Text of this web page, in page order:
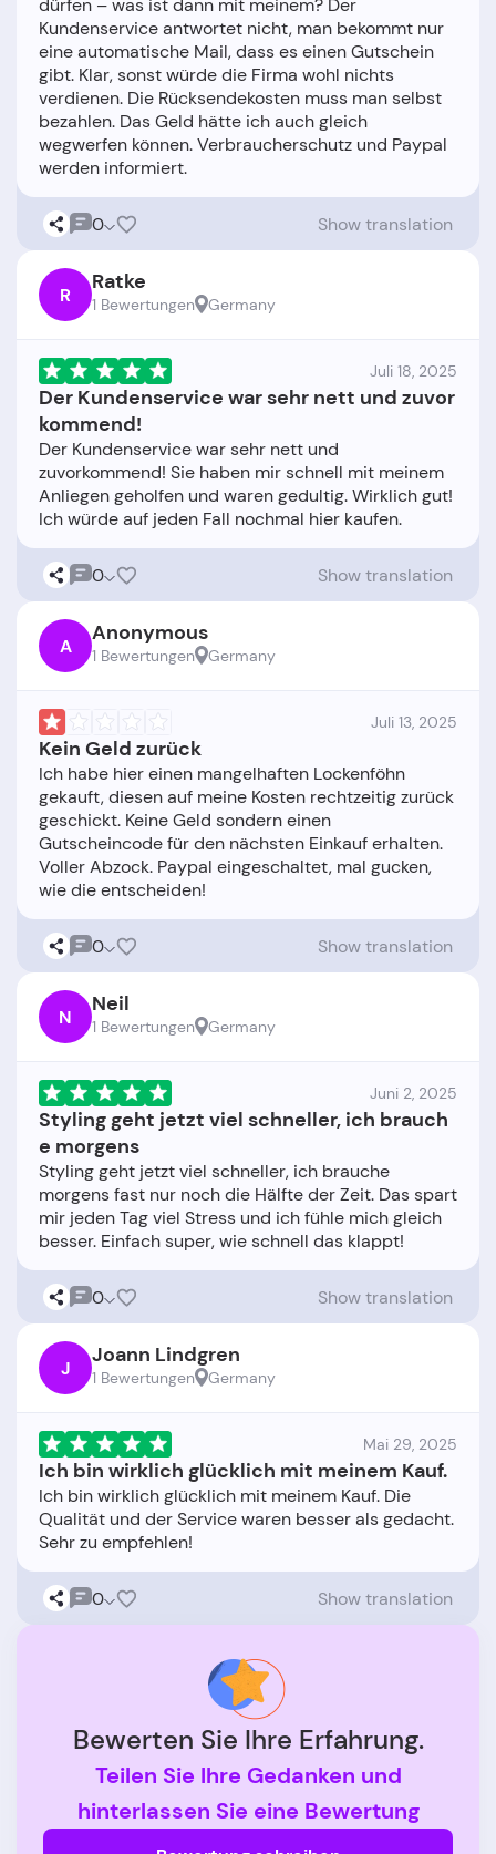
dürfen – was ist dann mit meinem? Der
Kundenservice antwortet nicht, man bekommt nur
eine automatische Mail, dass es einen Gutschein
gibt. Klar, sonst würde die Firma wohl nichts
verdienen. Die Rücksendekosten muss man selbst
bezahlen. Das Geld hätte ich auch gleich
wegwerfen können. Verbraucherschutz und Paypal
0 Show translation
R Ratke
1 Bewertungen Germany
Juli 18, 2025
Der Kundenservice war sehr nett und zuvor
kommend!
Der Kundenservice war sehr nett und
zuvorkommend! Sie haben mir schnell mit meinem
Anliegen geholfen und waren gedultig. Wirklich gut!
0 Show translation
A Anonymous
1 Bewertungen Germany
Juli 13, 2025
Kein Geld zurück
Ich habe hier einen mangelhaften Lockenföhn
gekauft, diesen auf meine Kosten rechtzeitig zurück
geschickt. Keine Geld sondern einen
Gutscheincode für den nächsten Einkauf erhalten.
Voller Abzock. Paypal eingeschaltet, mal gucken,
0 Show translation
N Neil
1 Bewertungen Germany
Juni 2, 2025
Styling geht jetzt viel schneller, ich brauch
e morgens
Styling geht jetzt viel schneller, ich brauche
morgens fast nur noch die Hälfte der Zeit. Das spart
mir jeden Tag viel Stress und ich fühle mich gleich
0 Show translation
J Joann Lindgren
1 Bewertungen Germany
Mai 29, 2025
Ich bin wirklich glücklich mit meinem Kauf.
Ich bin wirklich glücklich mit meinem Kauf. Die
Qualität und der Service waren besser als gedacht.
0 Show translation
Bewerten Sie Ihre Erfahrung.
Teilen Sie Ihre Gedanken und
hinterlassen Sie eine Bewertung